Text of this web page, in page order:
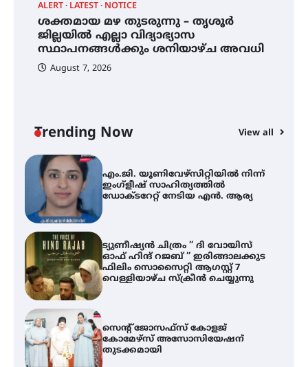
ALERT LATEST NOTICE
ശക്തമായ മഴ തുടരുന്നു – തൃശൂർ
ജില്ലയിൽ എല്ലാ വിദ്യാഭ്യാസ
സ്ഥാപനങ്ങൾക്കും ശനിയാഴ്ച അവധി
August 7, 2026
Trending Now View all
സർഗ്ഗസാഹിതി- കവിതാസംഗമം
2026 കവിതാ ചർച്ച കാട്ടൂർ, ടി. കെ.
ബാലൻ ഹാളിൽ 16ന്
അവധി
എം.ജി. യൂണിവേഴ്‌സിറ്റിയിൽ നിന്ന്
ഇംഗ്ളീഷ് സാഹിത്യത്തിൽ
ഡോക്ടറേറ്റ് നേടിയ എൻ. ആര്യ
ട്യുണീഷ്യൻ ചിത്രം ” ദി വോയിസ്
ഓഫ് ഹിന്ദ് റജബ് ” ഇരിങ്ങാലക്കുട
ഫിലിം സൊസൈറ്റി ആഗസ്റ്റ് 7
വെള്ളിയാഴ്ച സ്‌ക്രീൻ ചെയ്യുന്നു
സെന്റ് ജോസഫ്സ് കോളജ്
കോമേഴ്‌സ് അസോസിയേഷന്
തുടക്കമായി